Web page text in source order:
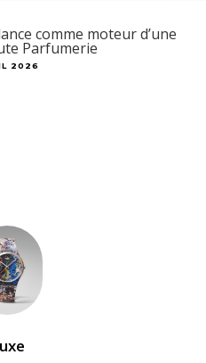
comme moteur d’une
Parfumerie
2026